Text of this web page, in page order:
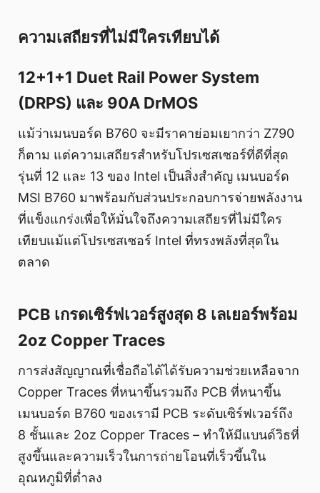
ความเสถียรที่ไม่มีใครเทียบได้
12+1+1 Duet Rail Power System
(DRPS) และ 90A DrMOS
แม้ว่าเมนบอร์ด B760 จะมีราคาย่อมเยากว่า Z790
ก็ตาม แต่ความเสถียรสำหรับโปรเซสเซอร์ที่ดีที่สุด
รุ่นที่ 12 และ 13 ของ Intel เป็นสิ่งสำคัญ เมนบอร์ด
MSI B760 มาพร้อมกับส่วนประกอบการจ่ายพลังงาน
ที่แข็งแกร่งเพื่อให้มั่นใจถึงความเสถียรที่ไม่มีใคร
เทียบแม้แต่โปรเซสเซอร์ Intel ที่ทรงพลังที่สุดใน
ตลาด
PCB เกรดเซิร์ฟเวอร์สูงสุด 8 เลเยอร์พร้อม
2oz Copper Traces
การส่งสัญญาณที่เชื่อถือได้ได้รับความช่วยเหลือจาก
Copper Traces ที่หนาขึ้นรวมถึง PCB ที่หนาขึ้น
เมนบอร์ด B760 ของเรามี PCB ระดับเซิร์ฟเวอร์ถึง
8 ชั้นและ 2oz Copper Traces – ทำให้มีแบนด์วิธที่
สูงขึ้นและความเร็วในการถ่ายโอนที่เร็วขึ้นใน
อุณหภูมิที่ต่ำลง